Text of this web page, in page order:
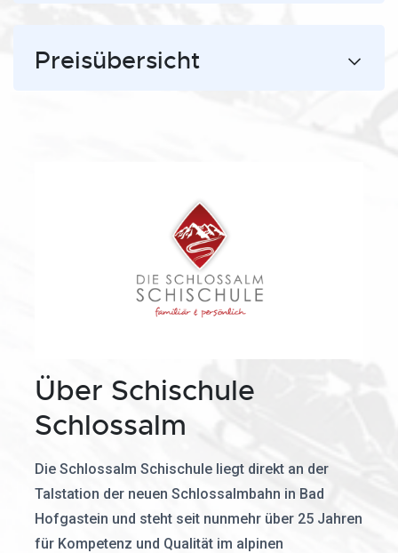
Preisübersicht
Über Schischule
Schlossalm
Die Schlossalm Schischule liegt direkt an der
Talstation der neuen Schlossalmbahn in Bad
Hofgastein und steht seit nunmehr über 25 Jahren
für Kompetenz und Qualität im alpinen